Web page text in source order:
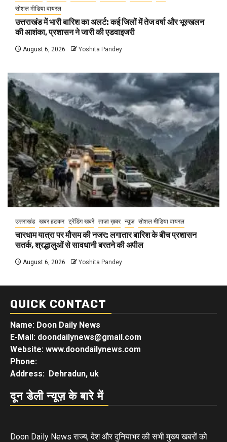
सोशल मीडिया वायरल
उत्तराखंड में भारी बारिश का अलर्ट: कई जिलों में तेज वर्षा और भूस्खलन
की आशंका, प्रशासन ने जारी की एडवाइजरी
August 6, 2026 Yoshita Pandey
उत्तराखंड खबर हटकर ट्रेंडिंग खबरें ताज़ा ख़बर न्यूज़ सोशल मीडिया वायरल
चारधाम यात्रा पर मौसम की नजर: लगातार बारिश के बीच प्रशासन
सतर्क, श्रद्धालुओं से सावधानी बरतने की अपील
August 6, 2026 Yoshita Pandey
QUICK CONTACT
Name: Doon Daily News
E-Mail: doondailynews@gmail.com
Website: www.doondailynews.com
Phone:
Address: Dehradun, uk
दून डेली न्यूज़ के बारे में
Doon Daily News राज्य, देश और दुनियाभर की सभी मुख्य खबरों को